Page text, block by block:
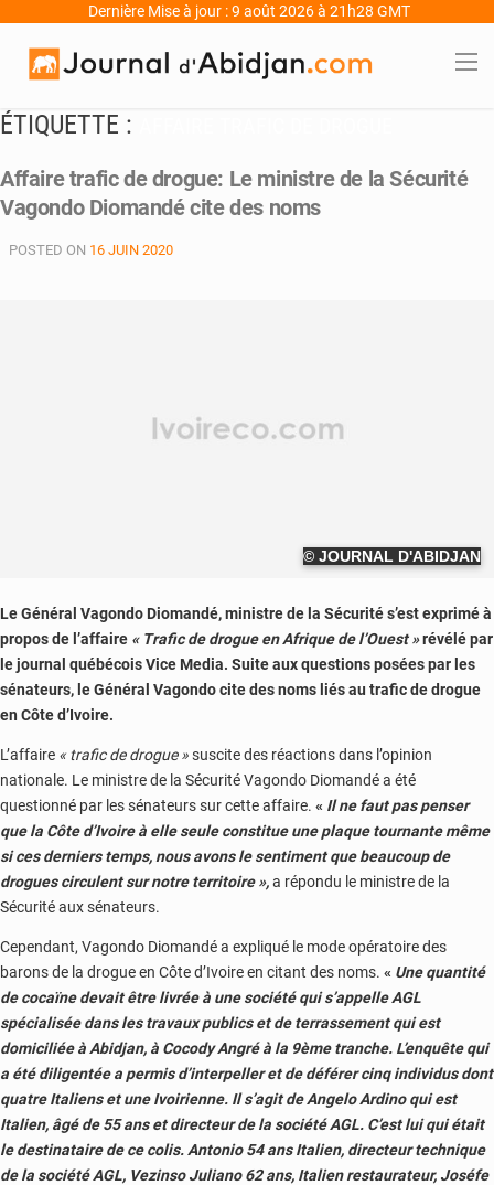
Dernière Mise à jour : 9 août 2026 à 21h28 GMT
ÉTIQUETTE :
Affaire trafic de drogue: Le ministre de la Sécurité
Vagondo Diomandé cite des noms
POSTED ON 16 JUIN 2020
© JOURNAL D'ABIDJAN
Le Général Vagondo Diomandé, ministre de la Sécurité s’est exprimé à
propos de l’affaire « Trafic de drogue en Afrique de l’Ouest »révélé par
le journal québécois Vice Media. Suite aux questions posées par les
sénateurs, le Général Vagondo cite des noms liés au trafic de drogue
en Côte d’Ivoire.
L’affaire « trafic de drogue »suscite des réactions dans l’opinion
nationale. Le ministre de la Sécurité Vagondo Diomandé a été
questionné par les sénateurs sur cette affaire. « Il ne faut pas penser
que la Côte d’Ivoire à elle seule constitue une plaque tournante même
si ces derniers temps, nous avons le sentiment que beaucoup de
drogues circulent sur notre territoire »,a répondu le ministre de la
Sécurité aux sénateurs.
Cependant, Vagondo Diomandé a expliqué le mode opératoire des
barons de la drogue en Côte d’Ivoire en citant des noms. « Une quantité
de cocaïne devait être livrée à une société qui s’appelle AGL
spécialisée dans les travaux publics et de terrassement qui est
domiciliée à Abidjan, à Cocody Angré à la 9ème tranche. L’enquête qui
a été diligentée a permis d’interpeller et de déférer cinq individus dont
quatre Italiens et une Ivoirienne. Il s’agit de Angelo Ardino qui est
Italien, âgé de 55 ans et directeur de la société AGL. C’est lui qui était
le destinataire de ce colis. Antonio 54 ans Italien, directeur technique
de la société AGL, Vezinso Juliano 62 ans, Italien restaurateur, Joséfe